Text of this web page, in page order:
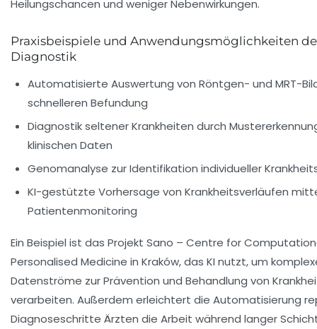
Heilungschancen und weniger Nebenwirkungen.
Praxisbeispiele und Anwendungsmöglichkeiten
Diagnostik
Automatisierte Auswertung von Röntgen- und MRT-
schnelleren Befundung
Diagnostik seltener Krankheiten durch
klinischen Daten
Genomanalyse zur Identifikation individueller
KI-gestützte Vorhersage von Krankheitsverläufen
Patientenmonitoring
Ein Beispiel ist das Projekt Sano – Centre for
Personalised Medicine in Kraków, das KI nutzt, um
Datenströme zur Prävention und Behandlung von
verarbeiten. Außerdem erleichtert die Automatisierung
Diagnoseschritte Ärzten die Arbeit während langer